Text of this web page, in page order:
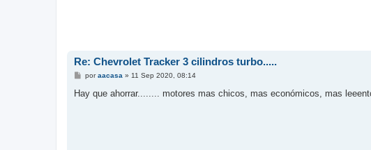
Re: Chevrolet Tracker 3 cilindros turbo.....
M
n
s
poraacasa » 11 Sep 2020, 08:14
Hay que ahorrar........ motores mas chicos, mas económicos, mas